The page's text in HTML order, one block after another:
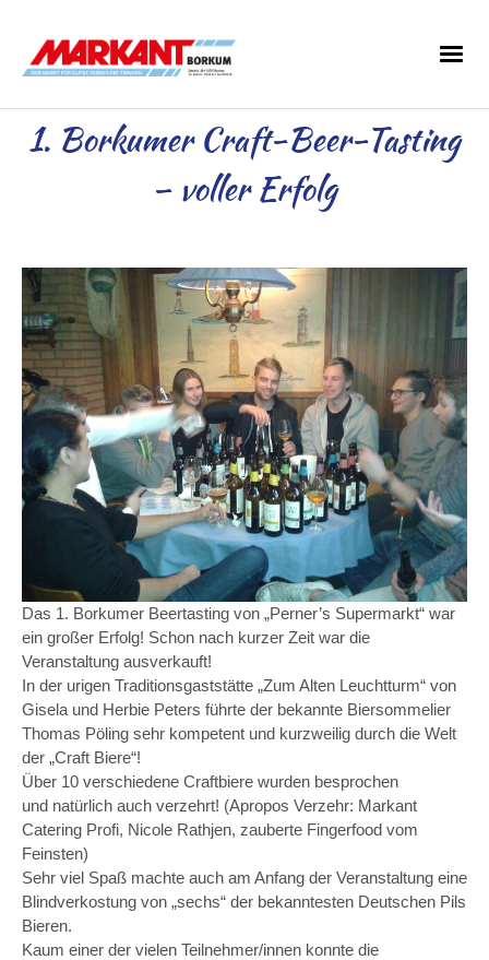
1. Borkumer Craft-Beer-Tasting
– voller Erfolg
Das 1. Borkumer Beertasting von „Perner’s Supermarkt“ war
ein großer Erfolg! Schon nach kurzer Zeit war die
Veranstaltung ausverkauft!
In der urigen Traditionsgaststätte „Zum Alten Leuchtturm“ von
Gisela und Herbie Peters führte der bekannte Biersommelier
Thomas Pöling sehr kompetent und kurzweilig durch die Welt
der „Craft Biere“!
Über 10 verschiedene Craftbiere wurden besprochen
und natürlich auch verzehrt! (Apropos Verzehr: Markant
Catering Profi, Nicole Rathjen, zauberte Fingerfood vom
Feinsten)
Sehr viel Spaß machte auch am Anfang der Veranstaltung eine
Blindverkostung von „sechs“ der bekanntesten Deutschen Pils
Bieren.
Kaum einer der vielen Teilnehmer/innen konnte die